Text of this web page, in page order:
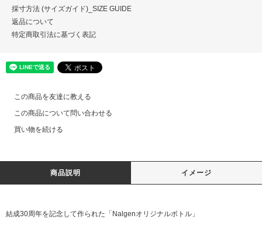
採寸方法 (サイズガイド)_SIZE GUIDE
返品について
特定商取引法に基づく表記
この商品を友達に教える
この商品について問い合わせる
買い物を続ける
商品説明 イメージ
結成30周年を記念して作られた「Nalgenオリジナルボトル」